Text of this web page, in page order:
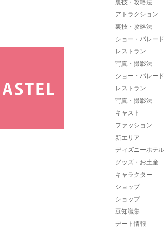
裏技・攻略法
アトラクション
裏技・攻略法
ショー・パレード
レストラン
写真・撮影法
ショー・パレード
レストラン
写真・撮影法
キャスト
ファッション
新エリア
ディズニーホテル
グッズ・お土産
キャラクター
ショップ
ショップ
豆知識集
デート情報